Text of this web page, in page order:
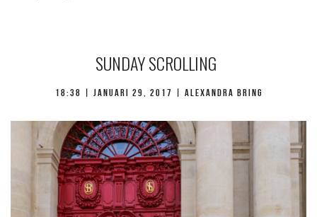
SUNDAY SCROLLING
18:38 | januari 29, 2017 | Alexandra Bring